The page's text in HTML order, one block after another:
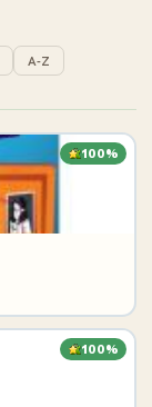
A-Z
100%
100%